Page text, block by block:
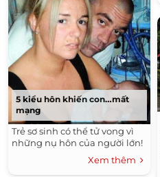
5 kiểu hôn khiến con…mất
mạng
Trẻ sơ sinh có thể tử vong vì
những nụ hôn của người lớn!
Xem thêm